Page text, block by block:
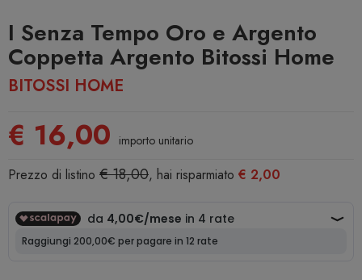
I Senza Tempo Oro e Argento
Coppetta Argento Bitossi Home
BITOSSI HOME
€ 16,00 importo unitario
Prezzo di listino € 18,00, hai risparmiato € 2,00